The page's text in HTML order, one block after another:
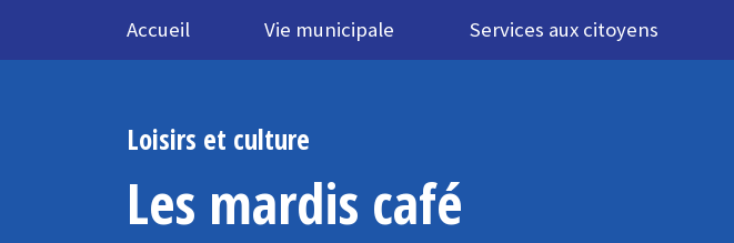
Accueil Vie municipale Services aux citoyens
Loisirs et culture
Les mardis café